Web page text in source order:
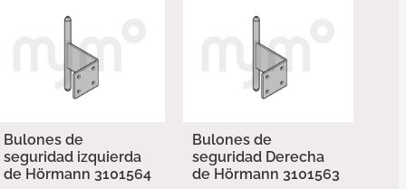
Bulones de
seguridad izquierda
de Hörmann 3101564
Bulones de
seguridad Derecha
de Hörmann 3101563